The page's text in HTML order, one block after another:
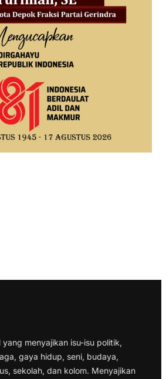
menyajikan isu-isu politik,
gaya hidup, seni, budaya,
sekolah, dan kolom. Menyajikan